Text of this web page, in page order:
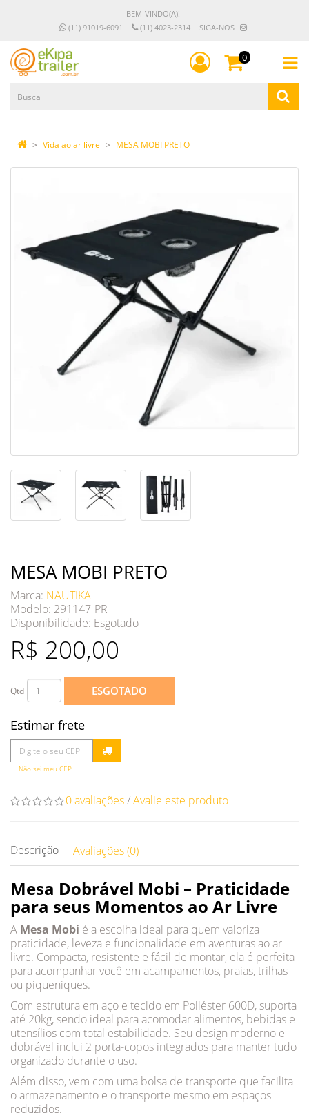
BEM-VINDO(A)!
(11) 91019-6091
(11) 4023-2314 SIGA-NOS
0
Vida ao ar livre MESA MOBI PRETO
MESA MOBI PRETO
Marca: NAUTIKA
Modelo: 291147-PR
Disponibilidade: Esgotado
R$ 200,00
Qtd ESGOTADO
Estimar frete
Não sei meu CEP
0 avaliações/Avalie este produto
Descrição Avaliações (0)
Mesa Dobrável Mobi – Praticidade
para seus Momentos ao Ar Livre
A Mesa Mobi é a escolha ideal para quem valoriza
praticidade, leveza e funcionalidade em aventuras ao ar
livre. Compacta, resistente e fácil de montar, ela é perfeita
para acompanhar você em acampamentos, praias, trilhas
ou piqueniques.
Com estrutura em aço e tecido em Poliéster 600D, suporta
até 20kg, sendo ideal para acomodar alimentos, bebidas e
utensílios com total estabilidade. Seu design moderno e
dobrável inclui 2 porta-copos integrados para manter tudo
organizado durante o uso.
Além disso, vem com uma bolsa de transporte que facilita
o armazenamento e o transporte mesmo em espaços
reduzidos.